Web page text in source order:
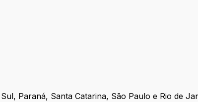
Paraná, Santa Catarina, São Paulo e Rio de